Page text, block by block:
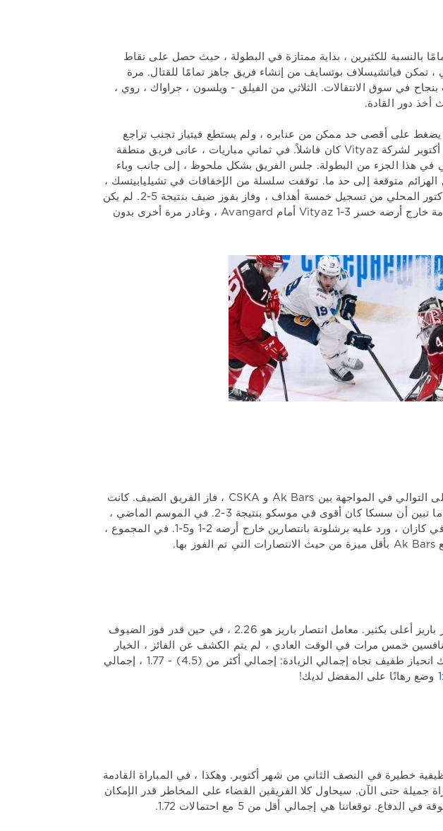
بالنسبة للكثيرين ، بداية ممتازة في البطولة ، حيث حصل على نقاط
، تمكن فياتشيسلاف بوتسايف من إنشاء فريق جاهز تمامًا للقتال. مرة
في سوق الانتقالات. الثلاثي من الفيلق - ويلسون ، جراواك ، روي ،
على أقصى حد ممكن من عنابره ، ولم يستطع فيتياز تجنب تراجع
اللعبة. وهكذا حدث ، تبين أن النصف الثاني من شهر أكتوبر لشركة Vityaz كان فاشلاً. في ثماني مباريات ، عانى فريق منطقة
في هذا الجزء من البطولة. جلس الفريق بشكل ملحوظ ، إلى جانب وباء
متوقعة إلى حد ما. توقفت سلسلة من الإخفاقات في تشيليابينسك ،
حيث تمكن فيتياز بشكل غير متوقع في مباراة مع تراكتور المحلي من تسجيل خمسة أهداف ، وفاز بفوز ضيف بنتيجة 5-2. لم يكن
من الممكن تطوير النجاح ، بالفعل في المباراة القادمة خارج أرضه خسر Vityaz 1-3 أمام Avangard ، وغادر مرة أخرى بدون
حقيقة غير متوقعة ، في المباريات الست الماضية على التوالي في المواجهة بين Ak Bars و CSKA ، فاز الفريق الضيف. كانت
آخر مرة فاز فيها المضيفون في سبتمبر 2019 ، عندما تبين أن سسكا كان أقوى في موسكو بنتيجة 3-2. في الموسم الماضي ،
التقى الفريقان ثلاث مرات ، وفاز فريق الجيش 2-1 في كازان ، ورد عليه برشلونة بانتصارين خارج أرضه 2-1 و5-1. في المجموع ،
إذا حكمنا من خلال اقتباسات الرهان ، فإن فرص فوز باريز أعلى بكثير. معامل انتصار باريز هو 2.26 ، في حين قدر فوز الضيوف
لهؤلاء المنافسين خمس مرات في الوقت العادي ، لم يتم الكشف عن الفائز ، الخيار
مع التعادل يمكن أن يؤخذ 3.65. بالنسبة للأداء ، هناك انحياز طفيف تجاه إجمالي الزيادة: إجمالي أكثر من (4.5) - 1.77 ، إجمالي
وضع رهانًا على المفضل لديك!
خطيرة في النصف الثاني من شهر أكتوبر. وهكذا ، في المباراة القادمة
جميلة حتى الآن. سيحاول كلا الفريقين القضاء على المخاطر قدر الإمكان
توقعاتنا هي إجمالي أقل من 5 مع احتمالات 1.72.